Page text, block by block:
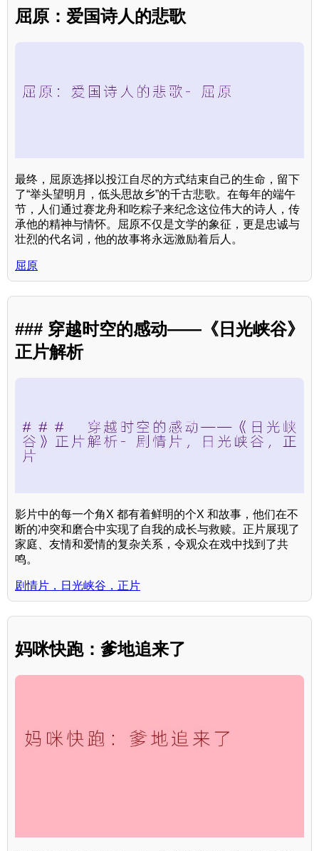
屈原：爱国诗人的悲歌
最终，屈原选择以投江自尽的方式结束自己的生命，留下
了“举头望明月，低头思故乡”的千古悲歌。在每年的端午
节，人们通过赛龙舟和吃粽子来纪念这位伟大的诗人，传
承他的精神与情怀。屈原不仅是文学的象征，更是忠诚与
壮烈的代名词，他的故事将永远激励着后人。
屈原
### 穿越时空的感动——《日光峡谷》
正片解析
影片中的每一个角X 都有着鲜明的个X 和故事，他们在不
断的冲突和磨合中实现了自我的成长与救赎。正片展现了
家庭、友情和爱情的复杂关系，令观众在戏中找到了共
鸣。
剧情片，日光峡谷，正片
妈咪快跑：爹地追来了